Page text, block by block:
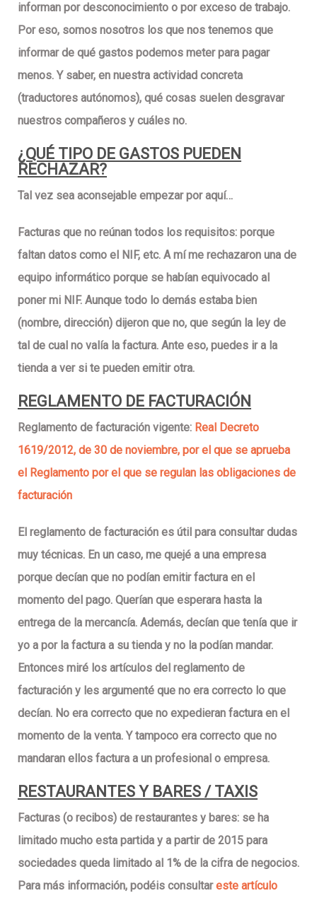
informan por desconocimiento o por exceso de trabajo.
Por eso, somos nosotros los que nos tenemos que
informar de qué gastos podemos meter para pagar
menos. Y saber, en nuestra actividad concreta
(traductores autónomos), qué cosas suelen desgravar
nuestros compañeros y cuáles no.
¿QUÉ TIPO DE GASTOS PUEDEN
RECHAZAR?
Tal vez sea aconsejable empezar por aquí…
Facturas que no reúnan todos los requisitos: porque
faltan datos como el NIF, etc. A mí me rechazaron una de
equipo informático porque se habían equivocado al
poner mi NIF. Aunque todo lo demás estaba bien
(nombre, dirección) dijeron que no, que según la ley de
tal de cual no valía la factura. Ante eso, puedes ir a la
tienda a ver si te pueden emitir otra.
REGLAMENTO DE FACTURACIÓN
Reglamento de facturación vigente: Real Decreto
1619/2012, de 30 de noviembre, por el que se aprueba
el Reglamento por el que se regulan las obligaciones de
facturación
El reglamento de facturación es útil para consultar dudas
muy técnicas. En un caso, me quejé a una empresa
porque decían que no podían emitir factura en el
momento del pago. Querían que esperara hasta la
entrega de la mercancía. Además, decían que tenía que ir
yo a por la factura a su tienda y no la podían mandar.
Entonces miré los artículos del reglamento de
facturación y les argumenté que no era correcto lo que
decían. No era correcto que no expedieran factura en el
momento de la venta. Y tampoco era correcto que no
mandaran ellos factura a un profesional o empresa.
RESTAURANTES Y BARES / TAXIS
Facturas (o recibos) de restaurantes y bares: se ha
limitado mucho esta partida y a partir de 2015 para
sociedades queda limitado al 1% de la cifra de negocios.
Para más información, podéis consultareste artículo